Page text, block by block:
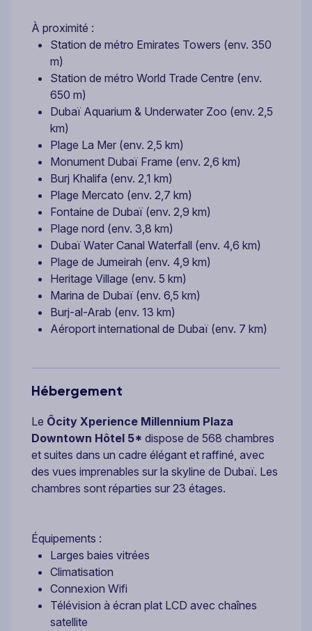
À proximité :
Station de métro Emirates Towers (env. 350
m)
Station de métro World Trade Centre (env.
650 m)
Dubaï Aquarium & Underwater Zoo (env. 2,5
km)
Plage La Mer (env. 2,5 km)
Monument Dubaï Frame (env. 2,6 km)
Burj Khalifa (env. 2,1 km)
Plage Mercato (env. 2,7 km)
Fontaine de Dubaï (env. 2,9 km)
Plage nord (env. 3,8 km)
Dubaï Water Canal Waterfall (env. 4,6 km)
Plage de Jumeirah (env. 4,9 km)
Heritage Village (env. 5 km)
Marina de Dubaï (env. 6,5 km)
Burj-al-Arab (env. 13 km)
Aéroport international de Dubaï (env. 7 km)
Hébergement
Le Ôcity Xperience Millennium Plaza
Downtown Hôtel 5* dispose de 568 chambres
et suites dans un cadre élégant et raffiné, avec
des vues imprenables sur la skyline de Dubaï. Les
chambres sont réparties sur 23 étages.
Équipements :
Larges baies vitrées
Climatisation
Connexion Wifi
Télévision à écran plat LCD avec chaînes
satellite